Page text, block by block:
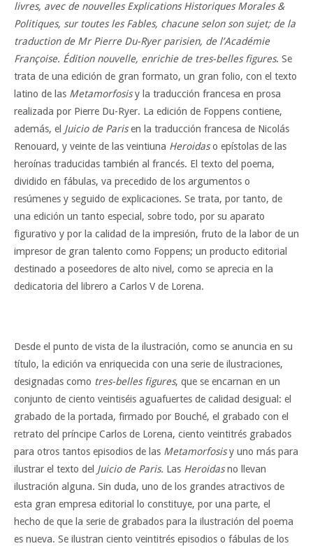
livres, avec de nouvelles Explications Historiques Morales &
Politiques, sur toutes les Fables, chacune selon son sujet; de la
traduction de Mr Pierre Du-Ryer parisien, de l’Académie
Françoise. Édition nouvelle, enrichie de tres-belles figures. Se
trata de una edición de gran formato, un gran folio, con el texto
latino de las Metamorfosisy la traducción francesa en prosa
realizada por Pierre Du-Ryer. La edición de Foppens contiene,
además, el Juicio de Parisen la traducción francesa de Nicolás
Renouard, y veinte de las veintiuna Heroidaso epístolas de las
heroínas traducidas también al francés. El texto del poema,
dividido en fábulas, va precedido de los argumentos o
resúmenes y seguido de explicaciones. Se trata, por tanto, de
una edición un tanto especial, sobre todo, por su aparato
figurativo y por la calidad de la impresión, fruto de la labor de un
impresor de gran talento como Foppens; un producto editorial
destinado a poseedores de alto nivel, como se aprecia en la
dedicatoria del librero a Carlos V de Lorena.
Desde el punto de vista de la ilustración, como se anuncia en su
título, la edición va enriquecida con una serie de ilustraciones,
designadas como tres-belles figures, que se encarnan en un
conjunto de ciento veintiséis aguafuertes de calidad desigual: el
grabado de la portada, firmado por Bouché, el grabado con el
retrato del príncipe Carlos de Lorena, ciento veintitrés grabados
para otros tantos episodios de las Metamorfosisy uno más para
ilustrar el texto del Juicio de Paris. Las Heroidasno llevan
ilustración alguna. Sin duda, uno de los grandes atractivos de
esta gran empresa editorial lo constituye, por una parte, el
hecho de que la serie de grabados para la ilustración del poema
es nueva. Se ilustran ciento veintitrés episodios o fábulas de los